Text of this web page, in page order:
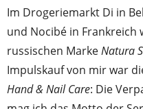
Im Drogeriemarkt Di in
und Nocibé in
russischen MarkeNatura
Impulskauf von mir war
Hand & Nail Care: Die